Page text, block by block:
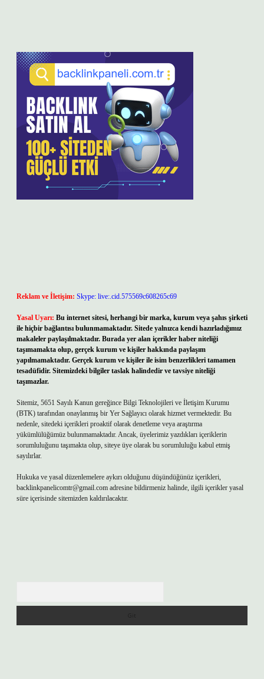
Reklam ve İletişim: Skype: live:.cid.575569c608265c69
Yasal Uyarı: Bu internet sitesi, herhangi bir marka, kurum veya şahıs şirketi
ile hiçbir bağlantısı bulunmamaktadır. Sitede yalnızca kendi hazırladığımız
makaleler paylaşılmaktadır. Burada yer alan içerikler haber niteliği
taşımamakta olup, gerçek kurum ve kişiler hakkında paylaşım
yapılmamaktadır. Gerçek kurum ve kişiler ile isim benzerlikleri tamamen
tesadüfidir. Sitemizdeki bilgiler taslak halindedir ve tavsiye niteliği
taşımazlar.
Sitemiz, 5651 Sayılı Kanun gereğince Bilgi Teknolojileri ve İletişim Kurumu
(BTK) tarafından onaylanmış bir Yer Sağlayıcı olarak hizmet vermektedir. Bu
nedenle, sitedeki içerikleri proaktif olarak denetleme veya araştırma
yükümlülüğümüz bulunmamaktadır. Ancak, üyelerimiz yazdıkları içeriklerin
sorumluluğunu taşımakta olup, siteye üye olarak bu sorumluluğu kabul etmiş
sayılırlar.
Hukuka ve yasal düzenlemelere aykırı olduğunu düşündüğünüz içerikleri,
backlinkpanelicomtr@gmail.com adresine bildirmeniz halinde, ilgili içerikler yasal
süre içerisinde sitemizden kaldırılacaktır.